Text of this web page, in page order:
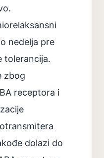
nedelja pre
tolerancija.
zbog
receptora i
dolazi do